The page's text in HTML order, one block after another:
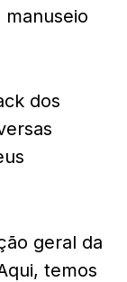
dos
geral da
temos